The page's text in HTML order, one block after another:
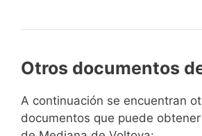
Otros documentos
A continuación se encuentran
documentos que puede